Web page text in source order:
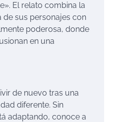
El relato combina la
sus personajes con
poderosa, donde
en una
de nuevo tras una
diferente. Sin
adaptando, conoce a